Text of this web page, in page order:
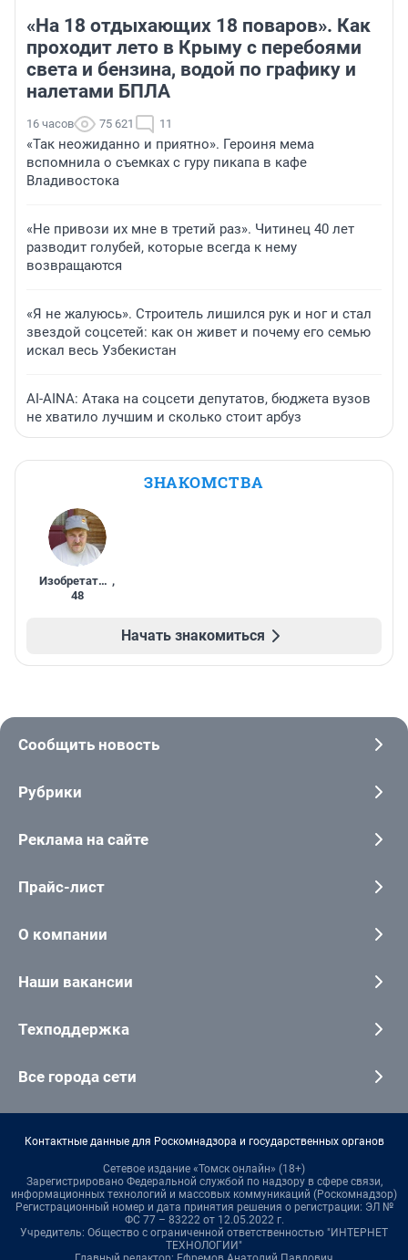
«На 18 отдыхающих 18 поваров». Как
проходит лето в Крыму с перебоями
света и бензина, водой по графику и
налетами БПЛА
16 часов 75 621 11
«Так неожиданно и приятно». Героиня мема
вспомнила о съемках с гуру пикапа в кафе
Владивостока
«Не привози их мне в третий раз». Читинец 40 лет
разводит голубей, которые всегда к нему
возвращаются
«Я не жалуюсь». Строитель лишился рук и ног и стал
звездой соцсетей: как он живет и почему его семью
искал весь Узбекистан
AI-AINA: Атака на соцсети депутатов, бюджета вузов
не хватило лучшим и сколько стоит арбуз
ЗНАКОМСТВА
Изобретатель ,
48
Начать знакомиться
Сообщить новость
Рубрики
Реклама на сайте
Прайс-лист
О компании
Наши вакансии
Техподдержка
Все города сети
Контактные данные для Роскомнадзора и государственных органов
Сетевое издание «Томск онлайн» (18+)
Зарегистрировано Федеральной службой по надзору в сфере связи,
информационных технологий и массовых коммуникаций (Роскомнадзор)
Регистрационный номер и дата принятия решения о регистрации: ЭЛ №
ФС 77 – 83222 от 12.05.2022 г.
Учредитель: Общество с ограниченной ответственностью "ИНТЕРНЕТ
ТЕХНОЛОГИИ"